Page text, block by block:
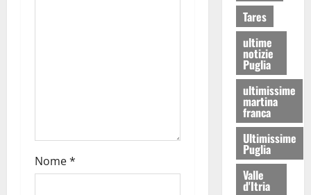
Nome*
Tares
ultime
notizie
Puglia
ultimissime
martina
franca
Ultimissime
Puglia
Valle
d'Itria